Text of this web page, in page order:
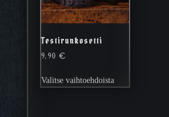
Testirunkosetti
9,90€
Valitse vaihtoehdoistatuotteella